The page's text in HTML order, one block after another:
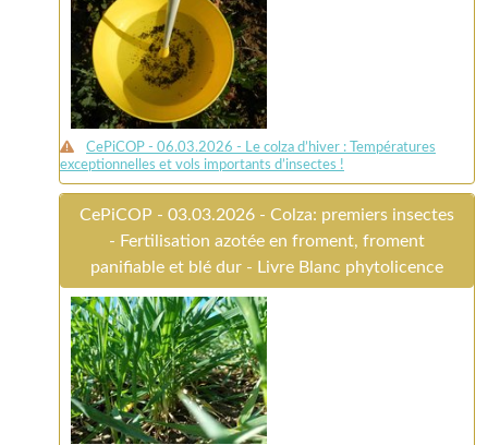
CePiCOP - 06.03.2026 - Le colza d’hiver : Températures
exceptionnelles et vols importants d’insectes !
CePiCOP - 03.03.2026 - Colza: premiers insectes
- Fertilisation azotée en froment, froment
panifiable et blé dur - Livre Blanc phytolicence